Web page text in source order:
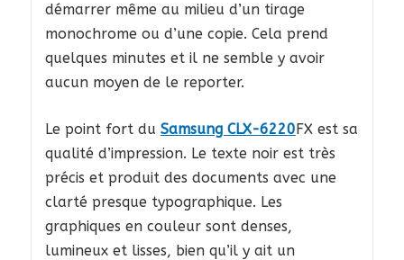
démarrer même au milieu d’un tirage
monochrome ou d’une copie. Cela prend
quelques minutes et il ne semble y avoir
aucun moyen de le reporter.
Le point fort du Samsung CLX-6220FX est sa
qualité d’impression. Le texte noir est très
précis et produit des documents avec une
clarté presque typographique. Les
graphiques en couleur sont denses,
lumineux et lisses, bien qu’il y ait un